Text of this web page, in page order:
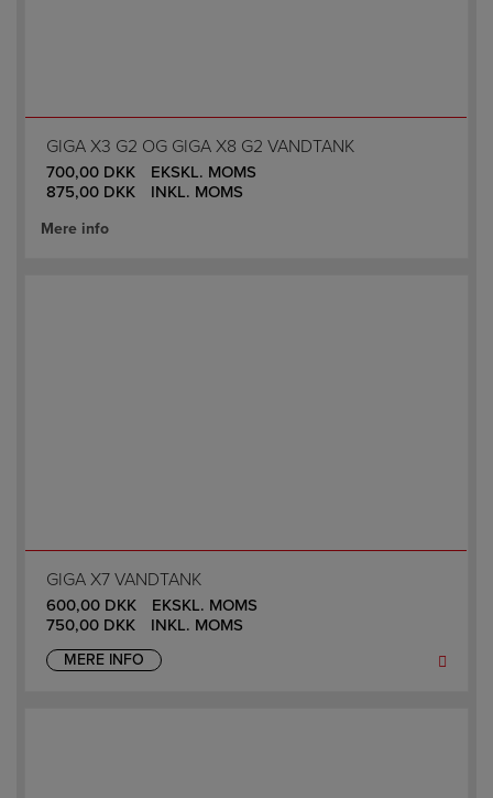
GIGA X3 G2 OG GIGA X8 G2 VANDTANK
700,00 DKK
EKSKL. MOMS
875,00 DKK INKL. MOMS
Mere info
GIGA X7 VANDTANK
600,00 DKK
EKSKL. MOMS
750,00 DKK INKL. MOMS
MERE INFO